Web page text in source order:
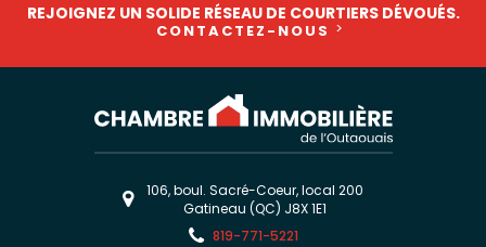
REJOIGNEZ UN SOLIDE RÉSEAU DE COURTIERS DÉVOUÉS.
CONTACTEZ-NOUS
106, boul. Sacré-Coeur, local 200
Gatineau (QC) J8X 1E1
819-771-5221